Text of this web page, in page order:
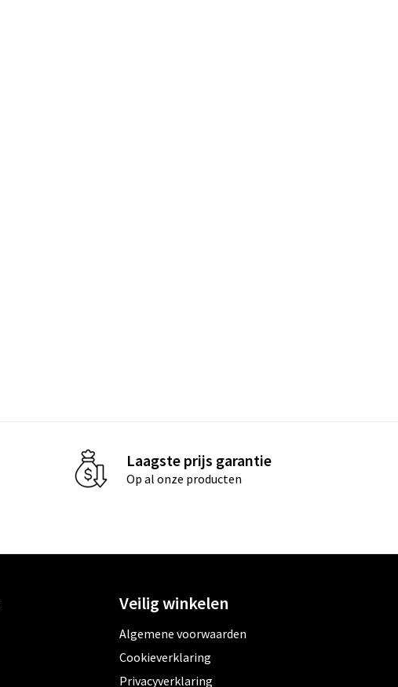
Laagste prijs garantie
Op al onze producten
Veilig winkelen
Algemene voorwaarden
Cookieverklaring
Privacyverklaring